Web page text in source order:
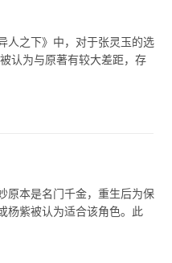
人之下》中，对于张灵玉的选
认为与原著有较大差距，存
原本是名门千金，重生后为保
杨紫被认为适合该角色。此